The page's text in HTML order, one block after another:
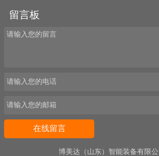
留言板
在线留言
博美达（山东）智能装备有限